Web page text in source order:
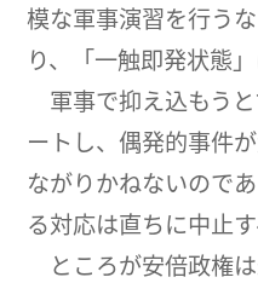
模な軍事演習を行う
り、「一触即発状態
軍事で抑え込もう
ートし、偶発的事件
ながりかねないので
る対応は直ちに中止す
ところが安倍政権